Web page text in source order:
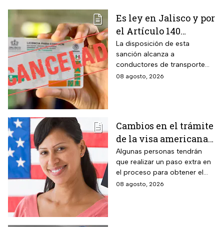
Es ley en Jalisco y por
el Artículo 140
cancelarán la licencia
de conducir de por
vida a todos los
automovilistas que
La disposición de esta
sanción alcanza a
conductores de transporte
escolar, unidades de
común.
08 agosto, 2026
Cambios en el trámite
de la visa americana
2026 y para quiénes
aplica
Algunas personas tendrán
que realizar un paso extra en
el proceso para obtener el
documento que permite
08 agosto, 2026